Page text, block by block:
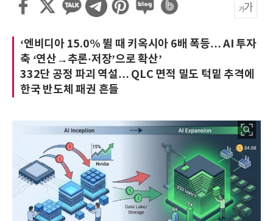
‘엔비디아 15.0% 뛸 때 키옥시아 6배 폭등… AI 투자
축 ‘연산→추론·저장’으로 확산’
332단 공정 파괴 역설… QLC 면적 밀도 턱밑 추격에
한국 반도체 패권 흔들